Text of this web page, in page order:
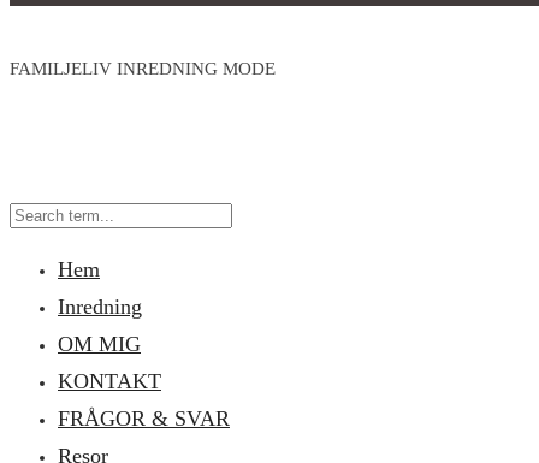
FAMILJELIV INREDNING MODE
Hem
Inredning
OM MIG
KONTAKT
FRÅGOR & SVAR
Resor